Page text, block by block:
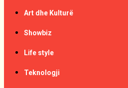
Art dhe Kulturë
Showbiz
Life style
Teknologji